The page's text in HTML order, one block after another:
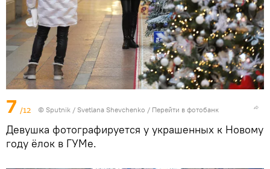
7 /12 © Sputnik / Svetlana Shevchenko / Перейти в фотобанк
Девушка фотографируется у украшенных к Новому
году ёлок в ГУМе.